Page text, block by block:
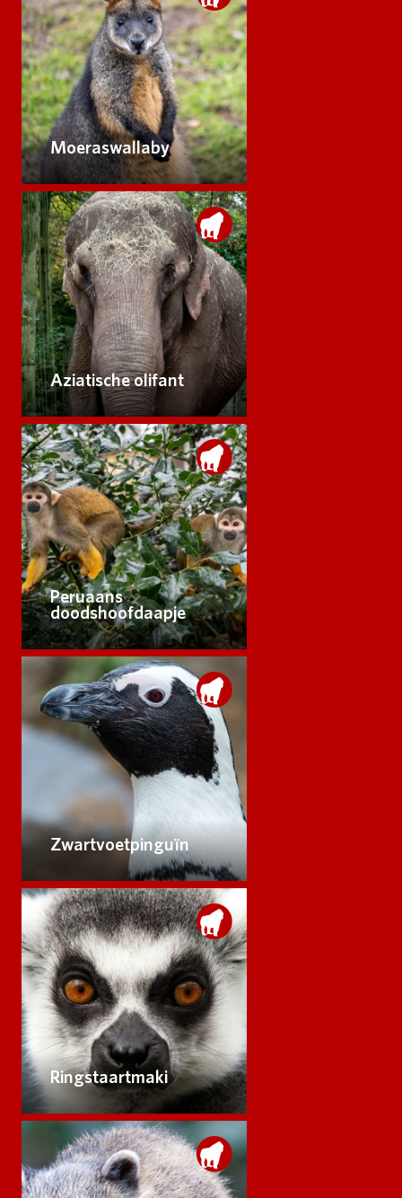
Moeraswallaby
Aziatische olifant
Peruaans
doodshoofdaapje
Zwartvoetpinguïn
Ringstaartmaki